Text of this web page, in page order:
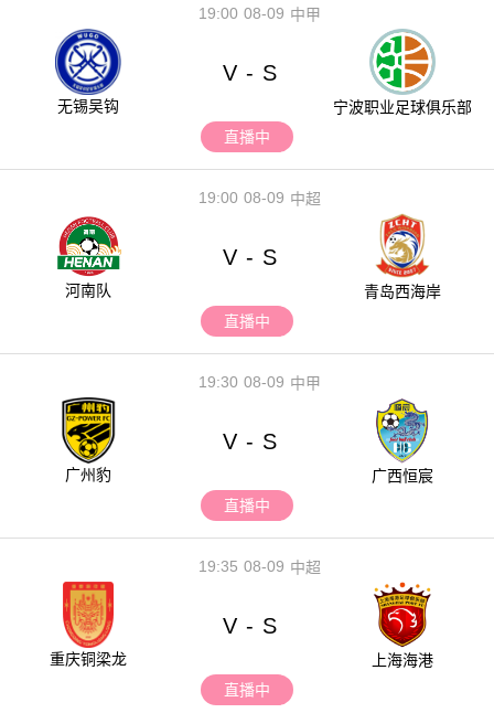
08-09
19:00 中甲
无锡吴钩
V - S
宁波职业足球俱乐部
直播中
08-09
19:00 中超
河南队
V - S
青岛西海岸
直播中
08-09
19:30 中甲
广州豹
V - S
广西恒宸
直播中
08-09
19:35 中超
重庆铜梁龙
V - S
上海海港
直播中